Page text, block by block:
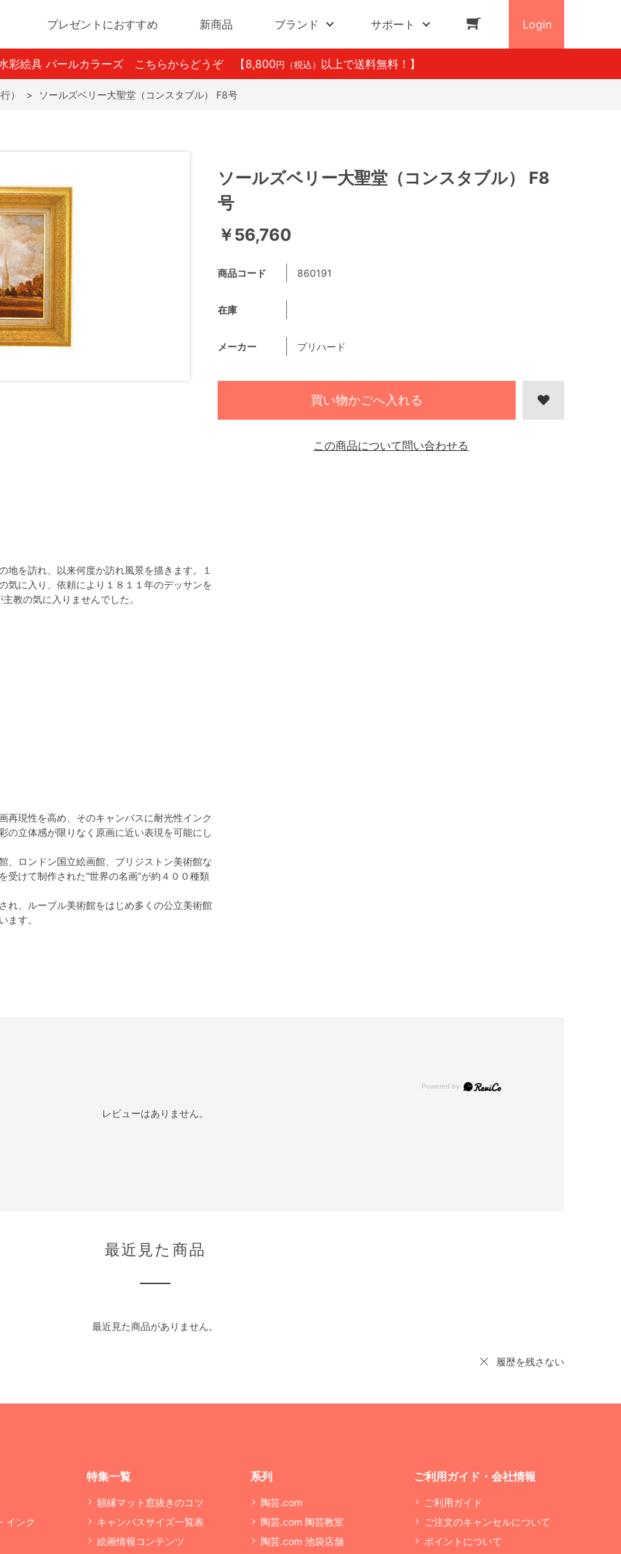
プレゼントにおすすめ 新商品 ブランド サポート Login
彩絵具 パールカラーズ こちらからどうぞ 【8,800 円（税込） 以上で送料無料！】
） > ソールズベリー大聖堂（コンスタブル） F8号
を訪れ、以来何度か訪れ風景を描きます。１
気に入り、依頼により１８１１年のデッサンを
教の気に入りませんでした。
再現性を高め、そのキャンバスに耐光性インク
の立体感が限りなく原画に近い表現を可能にし
、ロンドン国立絵画館、ブリジストン美術館な
けて制作された“世界の名画”が約４００種類
れ、ルーブル美術館をはじめ多くの公立美術館
ます。
ソールズベリー大聖堂（コンスタブル） F8
号
￥56,760
商品コード 860191
在庫
メーカー プリハード
買い物かごへ入れる
この商品について問い合わせる
レビューはありません。
最近見た商品
最近見た商品がありません。
履歴を残さない
インク
特集一覧
額縁マット窓抜きのコツ
キャンバスサイズ一覧表
絵画情報コンテンツ
系列
陶芸.com
陶芸.com 陶芸教室
陶芸.com 池袋店舗
ご利用ガイド・会社情報
ご利用ガイド
ご注文のキャンセルについて
ポイントについて